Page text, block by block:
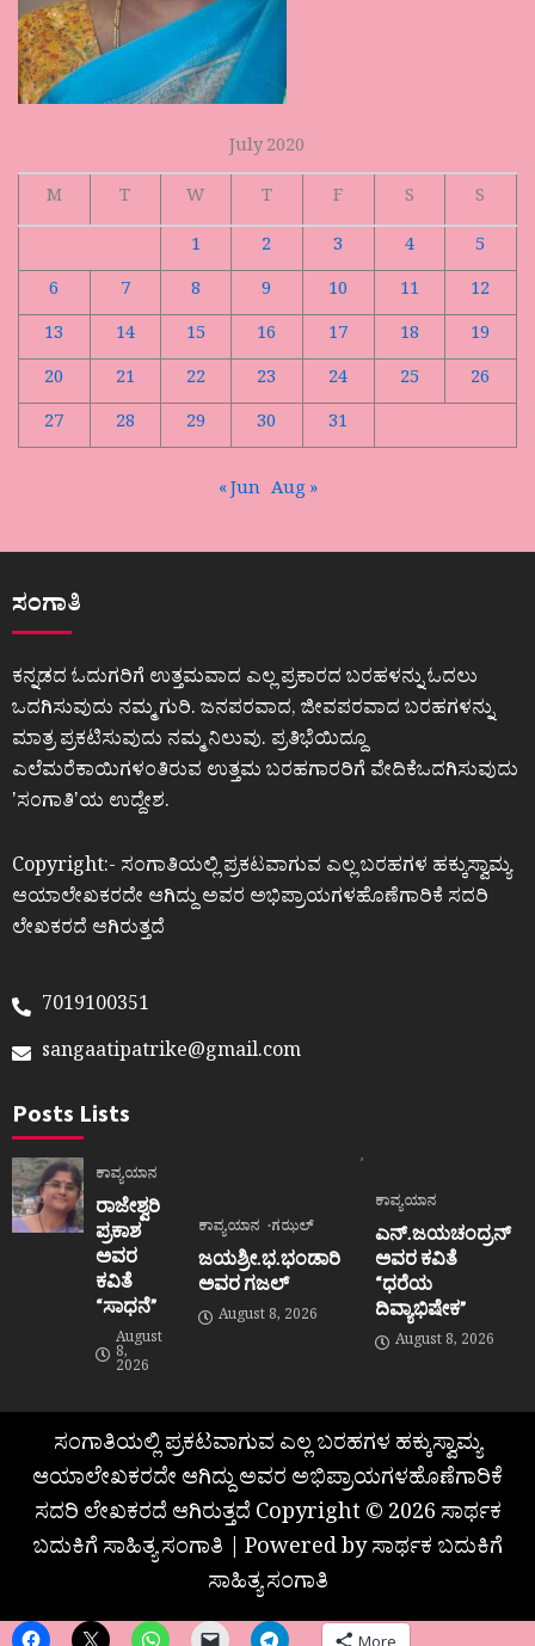
July 2020
M
T W T F S
S
1
2 3 4
5
6
7 8 9 10 11
12
13
14 15 16 17 18
19
20
21 22 23 24 25
26
27
28 29 30 31
« Jun Aug »
ಸಂಗಾತಿ
ಕನ್ನಡದ ಓದುಗರಿಗೆ ಉತ್ತಮವಾದ ಎಲ್ಲ ಪ್ರಕಾರದ ಬರಹಳನ್ನು ಓದಲು
ಒದಗಿಸುವುದು ನಮ್ಮ ಗುರಿ. ಜನಪರವಾದ, ಜೀವಪರವಾದ ಬರಹಗಳನ್ನು
ಮಾತ್ರ ಪ್ರಕಟಿಸುವುದು ನಮ್ಮ ನಿಲುವು. ಪ್ರತಿಭೆಯಿದ್ದೂ
ಎಲೆಮರೆಕಾಯಿಗಳಂತಿರುವ ಉತ್ತಮ ಬರಹಗಾರರಿಗೆ ವೇದಿಕೆಒದಗಿಸುವುದು
ʼಸಂಗಾತಿʼಯ ಉದ್ದೇಶ.
Copyright:- ಸಂಗಾತಿಯಲ್ಲಿ ಪ್ರಕಟವಾಗುವ ಎಲ್ಲ ಬರಹಗಳ ಹಕ್ಕುಸ್ವಾಮ್ಯ
ಆಯಾಲೇಖಕರದೇ ಆಗಿದ್ದು ಅವರ ಅಭಿಪ್ರಾಯಗಳಹೊಣೆಗಾರಿಕೆ ಸದರಿ
ಲೇಖಕರದೆ ಆಗಿರುತ್ತದೆ
7019100351
sangaatipatrike@gmail.com
Posts Lists
ಕಾವ್ಯಯಾನ
ರಾಜೇಶ್ವರಿ
ಪ್ರಕಾಶ
ಅವರ
ಕವಿತೆ
“ಸಾಧನೆ”
August
8,
2026
ಕಾವ್ಯಯಾನ ಗಝಲ್
ಜಯಶ್ರೀ.ಭ.ಭಂಡಾರಿ
ಅವರ ಗಜಲ್
August 8, 2026
ಕಾವ್ಯಯಾನ
ಎನ್.ಜಯಚಂದ್ರನ್
ಅವರ ಕವಿತೆ
“ಧರೆಯ
ದಿವ್ಯಾಭಿಷೇಕ”
August 8, 2026
ಸಂಗಾತಿಯಲ್ಲಿ ಪ್ರಕಟವಾಗುವ ಎಲ್ಲ ಬರಹಗಳ ಹಕ್ಕುಸ್ವಾಮ್ಯ
ಆಯಾಲೇಖಕರದೇ ಆಗಿದ್ದು ಅವರ ಅಭಿಪ್ರಾಯಗಳಹೊಣೆಗಾರಿಕೆ
ಸದರಿ ಲೇಖಕರದೆ ಆಗಿರುತ್ತದೆ Copyright © 2026 ಸಾರ್ಥಕ
ಬದುಕಿಗೆ ಸಾಹಿತ್ಯ ಸಂಗಾತಿ | Powered by ಸಾರ್ಥಕ ಬದುಕಿಗೆ
ಸಾಹಿತ್ಯ ಸಂಗಾತಿ
More